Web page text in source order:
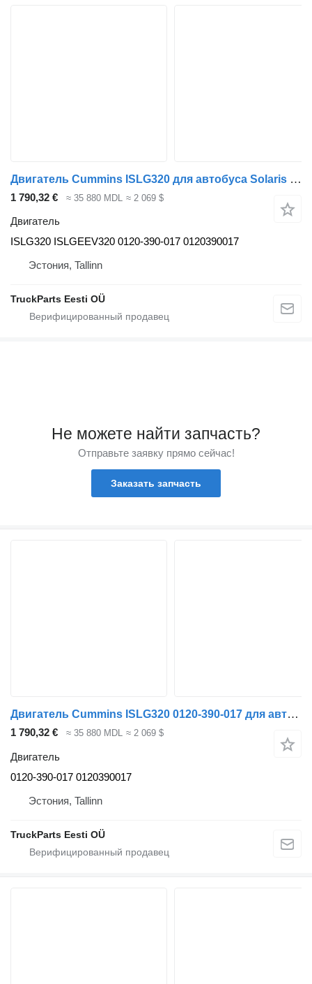
Двигатель Cummins ISLG320 для автобуса Solaris Urbino, Alpino, Vacanza (1999-)
1 790,32 € ≈ 35 880 MDL ≈ 2 069 $
Двигатель
ISLG320 ISLGEEV320 0120-390-017 0120390017
Эстония, Tallinn
TruckParts Eesti OÜ
Не можете найти запчасть?
Отправьте заявку прямо сейчас!
Заказать запчасть
Двигатель Cummins ISLG320 0120-390-017 для автобуса Solaris Urbino, Alpino, Vacanza (1999-)
1 790,32 € ≈ 35 880 MDL ≈ 2 069 $
Двигатель
0120-390-017 0120390017
Эстония, Tallinn
TruckParts Eesti OÜ